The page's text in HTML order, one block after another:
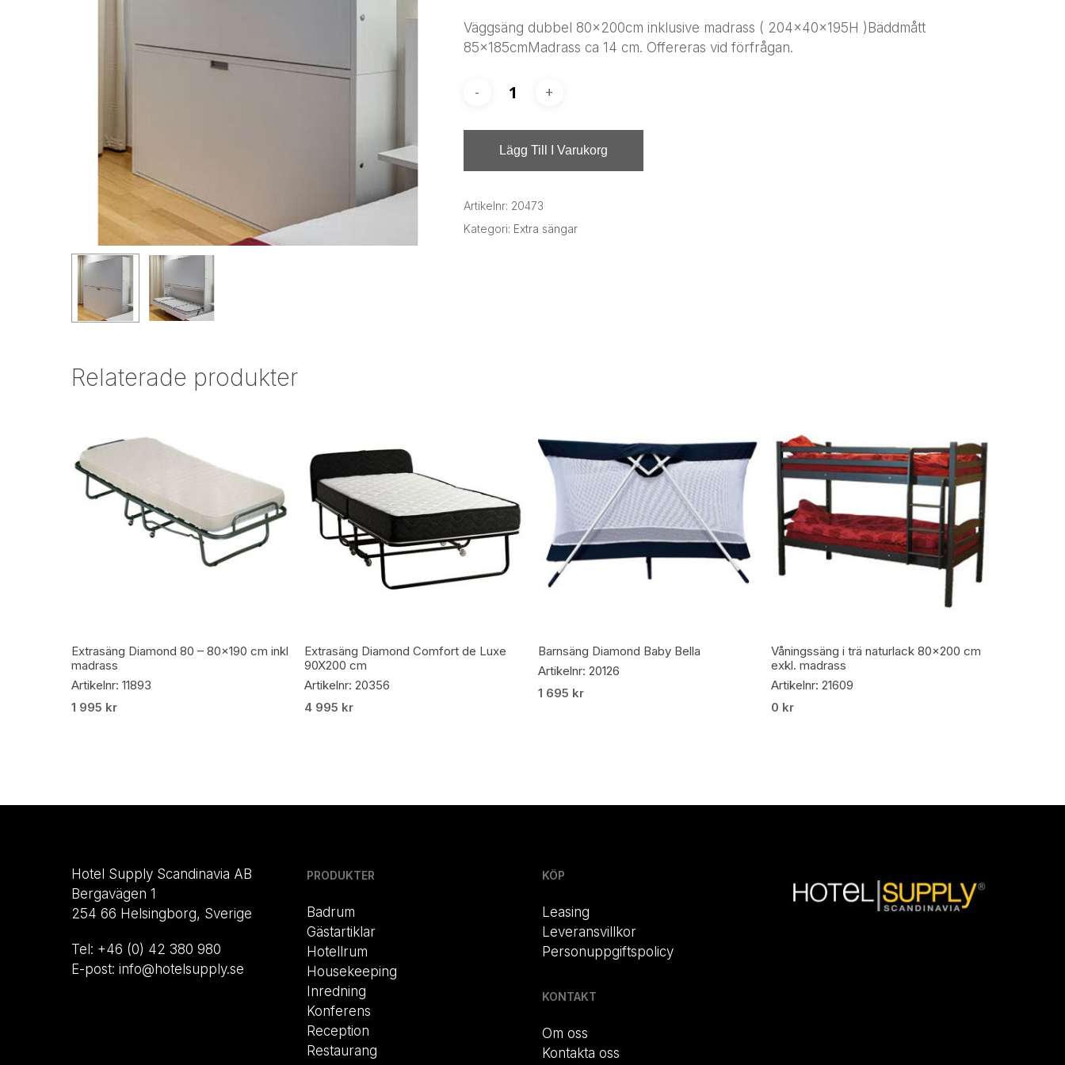
Väggsäng dubbel 80x200cm inklusive madrass ( 204x40x195H )Bäddmått
85x185cmMadrass ca 14 cm. Offereras vid förfrågan.
Lägg Till I Varukorg
Artikelnr: 20473
Kategori: Extra sängar
Relaterade produkter
Lägg Till I Varukorg
Extrasäng Diamond 80 – 80×190 cm inkl
madrass
Artikelnr: 11893
1 995 kr
Lägg Till I Varukorg
Extrasäng Diamond Comfort de Luxe
90X200 cm
Artikelnr: 20356
4 995 kr
Lägg Till I Varukorg
Barnsäng Diamond Baby Bella
Artikelnr: 20126
1 695 kr
Lägg Till I Varukorg
Våningssäng i trä naturlack 80×200 cm
exkl. madrass
Artikelnr: 21609
0 kr
Hotel Supply Scandinavia AB
Bergavägen 1
254 66 Helsingborg, Sverige
Tel: +46 (0) 42 380 980
E-post: info@hotelsupply.se
PRODUKTER
Badrum
Gästartiklar
Hotellrum
Housekeeping
Inredning
Konferens
Reception
Restaurang
KÖP
Leasing
Leveransvillkor
Personuppgiftspolicy
KONTAKT
Om oss
Kontakta oss